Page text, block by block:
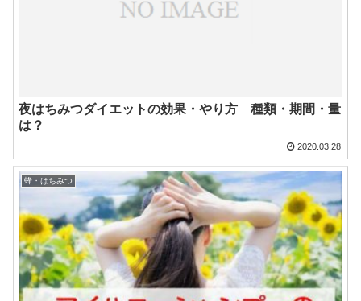
夜はちみつダイエットの効果・やり方 種類・期間・量
は？
2020.03.28
蜂・はちみつ